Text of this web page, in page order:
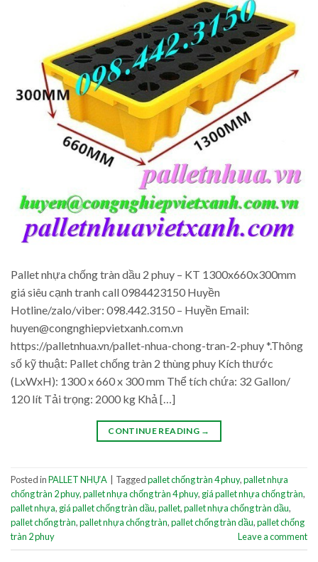
Pallet nhựa chống tràn dầu 2 phuy – KT 1300x660x300mm
giá siêu cạnh tranh call 0984423150 Huyền
Hotline/zalo/viber: 098.442.3150 – Huyền Email:
huyen@congnghiepvietxanh.com.vn
https://palletnhua.vn/pallet-nhua-chong-tran-2-phuy *.Thông
số kỹ thuật: Pallet chống tràn 2 thùng phuy Kích thước
(LxWxH): 1300 x 660 x 300 mm Thể tích chứa: 32 Gallon/
120 lít Tải trọng: 2000 kg Khả […]
CONTINUE READING →
Posted inPALLET NHỰA Taggedpallet chống tràn 4 phuy,pallet nhựa
chống tràn 2 phuy,pallet nhựa chống tràn 4 phuy, giá pallet nhựa chống tràn,
pallet nhựa, giá pallet chống tràn dầu,pallet,pallet nhựa chống tràn dầu,
pallet chống tràn,pallet nhựa chống tràn,pallet chống tràn dầu,pallet chống
tràn 2 phuy
Leave a comment